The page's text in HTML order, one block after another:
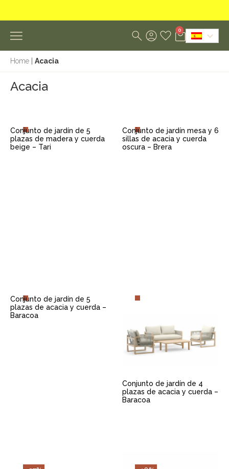
0
Home Acacia
Acacia
Conjunto de jardín de 5
plazas de madera y cuerda
beige – Tari
Conjunto de jardín mesa y 6
sillas de acacia y cuerda
oscura – Brera
Conjunto de jardín de 5
plazas de acacia y cuerda –
Baracoa
Conjunto de jardín de 4
plazas de acacia y cuerda –
Baracoa